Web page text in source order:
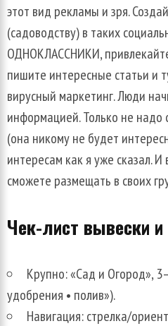
этот вид рекламы и зря.
(садоводству) в таких
ОДНОКЛАССНИКИ,
пишите интересные статьи и
вирусный маркетинг. Люди
информацией. Только не надо
(она никому не будет
интересам как я уже сказал.
сможете размещать в своих
Чек-лист вывески
Крупно: «Сад и Огород»,
удобрения • полив»).
Навигация: стрелка/